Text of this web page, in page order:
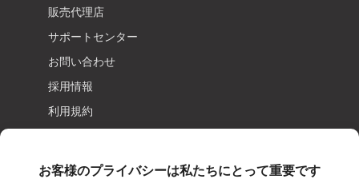
販売代理店
サポートセンター
お問い合わせ
採用情報
利用規約